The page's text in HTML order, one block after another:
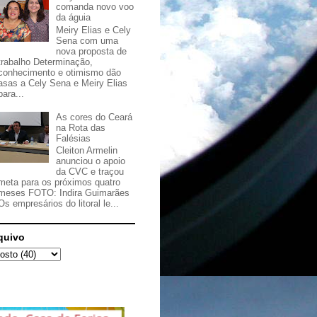
comanda novo voo
da águia
Meiry Elias e Cely
Sena com uma
nova proposta de
Determinação,
e otimismo dão
a Cely Sena e Meiry Elias
As cores do Ceará
na Rota das
Falésias
Cleiton Armelin
anunciou o apoio
da CVC e traçou
para os próximos quatro
FOTO: Indira Guimarães
empresários do litoral le...